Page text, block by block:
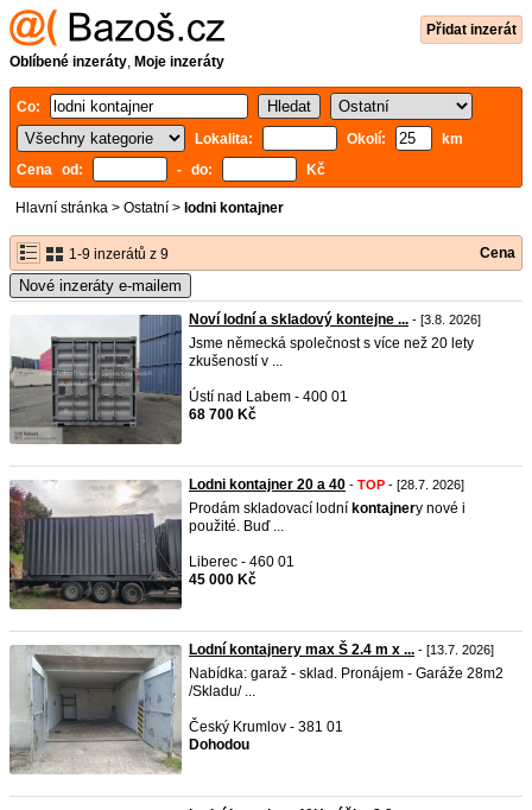
Přidat inzerát
Oblíbené inzeráty, Moje inzeráty
Co:
Lokalita:
Okolí:
km
Cena od:
- do: Kč
Hlavní stránka > Ostatní > lodni kontajner
1-9 inzerátů z 9 Cena
Nové inzeráty e-mailem
Noví lodní a skladový kontejne ... - [3.8. 2026]
Jsme německá společnost s více než 20 lety
zkušeností v ...
Ústí nad Labem - 400 01
68 700 Kč
Lodni kontajner 20 a 40 - TOP - [28.7. 2026]
Prodám skladovací lodní kontajnery nové i
použité. Buď ...
Liberec - 460 01
45 000 Kč
Lodní kontajnery max Š 2.4 m x ... - [13.7. 2026]
Nabídka: garaž - sklad. Pronájem - Garáže 28m2
/Skladu/ ...
Český Krumlov - 381 01
Dohodou